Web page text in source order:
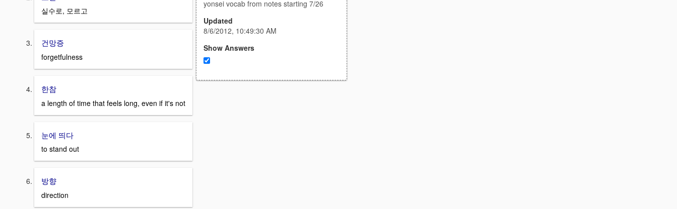
실수로, 모르고
건망증
forgetfulness
한참
a length of time that feels long, even if it's not
눈에 띄다
to stand out
방향
direction
yonsei vocab from notes starting 7/26
Updated
8/6/2012, 10:49:30 AM
Show Answers